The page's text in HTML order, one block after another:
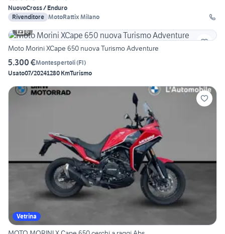
NuovoCross / Enduro
Rivenditore MotoRattix Milano
6
Moto Morini XCape 650 nuova Turismo Adventure
5.300 €Montespertoli(FI)
Usato07/20241280 KmTurismo
Vetrina